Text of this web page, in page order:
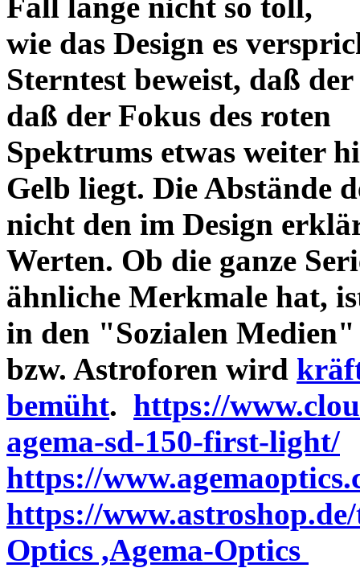
wie das Design es
Sterntest beweist, daß
daß der Fokus des roten
Spektrums etwas weiter
Gelb liegt. Die Abstände
nicht den im Design
Werten. Ob die ganze
ähnliche Merkmale hat,
in den "Sozialen Medien"
bzw. Astroforen wird
bemüht. https://
agema-sd-150-first-light/
https://
https://
Optics ,Agema-Optics